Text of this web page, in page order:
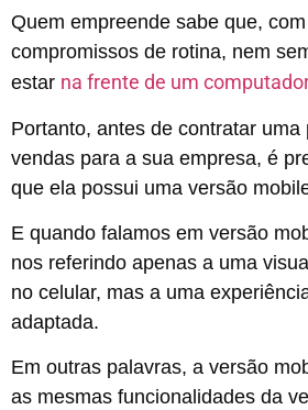
Quem empreende sabe que,
compromissos de rotina, nem
estar na frente de um
Portanto, antes de contratar uma
vendas para a sua empresa, é
que ela possui uma versão
E quando falamos em versão
nos referindo apenas a uma
no celular, mas a uma
adaptada.
Em outras palavras, a versão
as mesmas funcionalidades da